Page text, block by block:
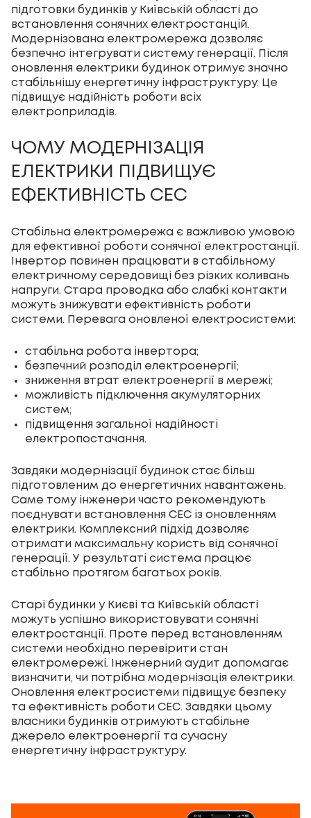
підготовки будинків у Київській області до
встановлення сонячних електростанцій.
Модернізована електромережа дозволяє
безпечно інтегрувати систему генерації. Після
оновлення електрики будинок отримує значно
стабільнішу енергетичну інфраструктуру. Це
підвищує надійність роботи всіх
електроприладів.
ЧОМУ МОДЕРНІЗАЦІЯ
ЕЛЕКТРИКИ ПІДВИЩУЄ
ЕФЕКТИВНІСТЬ СЕС
Стабільна електромережа є важливою умовою
для ефективної роботи сонячної електростанції.
Інвертор повинен працювати в стабільному
електричному середовищі без різких коливань
напруги. Стара проводка або слабкі контакти
можуть знижувати ефективність роботи
системи. Перевага оновленої електросистеми:
стабільна робота інвертора;
безпечний розподіл електроенергії;
зниження втрат електроенергії в мережі;
можливість підключення акумуляторних
систем;
підвищення загальної надійності
електропостачання.
Завдяки модернізації будинок стає більш
підготовленим до енергетичних навантажень.
Саме тому інженери часто рекомендують
поєднувати встановлення СЕС із оновленням
електрики. Комплексний підхід дозволяє
отримати максимальну користь від сонячної
генерації. У результаті система працює
стабільно протягом багатьох років.
Старі будинки у Києві та Київській області
можуть успішно використовувати сонячні
електростанції. Проте перед встановленням
системи необхідно перевірити стан
електромережі. Інженерний аудит допомагає
визначити, чи потрібна модернізація електрики.
Оновлення електросистеми підвищує безпеку
та ефективність роботи СЕС. Завдяки цьому
власники будинків отримують стабільне
джерело електроенергії та сучасну
енергетичну інфраструктуру.